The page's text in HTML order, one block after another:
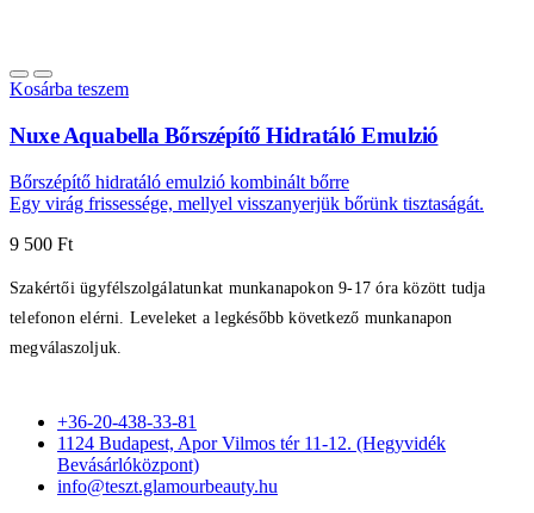
Kosárba teszem
Nuxe Aquabella Bőrszépítő Hidratáló Emulzió
Bőrszépítő hidratáló emulzió kombinált bőrre
Egy virág frissessége, mellyel visszanyerjük bőrünk tisztaságát.
9 500 Ft
Szakértői ügyfélszolgálatunkat munkanapokon 9-17 óra között tudja
telefonon elérni. Leveleket a legkésőbb következő munkanapon
megválaszoljuk.
+36-20-438-33-81
1124 Budapest, Apor Vilmos tér 11-12. (Hegyvidék
Bevásárlóközpont)
info@teszt.glamourbeauty.hu